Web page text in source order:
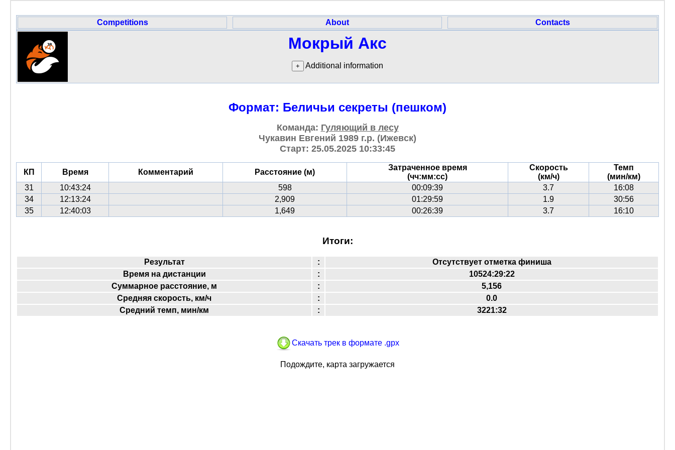
Competitions About Contacts
Мокрый Акс
Additional information
Формат: Беличьи секреты (пешком)
Команда: Гуляющий в лесу
Чукавин Евгений 1989 г.р. (Ижевск)
Старт: 25.05.2025 10:33:45
КП Время Комментарий Расстояние (м)
Затраченное время
(чч:мм:сс)
Скорость
(км/ч)
Темп
(мин/км)
31
10:43:24 598 00:09:39 3.7
16:08
34
12:13:24 2,909 01:29:59 1.9
30:56
35
12:40:03 1,649 00:26:39 3.7 16:10
Итоги:
Результат :
Отсутствует отметка финиша
Время на дистанции
:
10524:29:22
Суммарное расстояние, м
:
5,156
Средняя скорость, км/ч
:
0.0
Средний темп, мин/км
: 3221:32
Скачать трек в формате .gpx
Подождите, карта загружается